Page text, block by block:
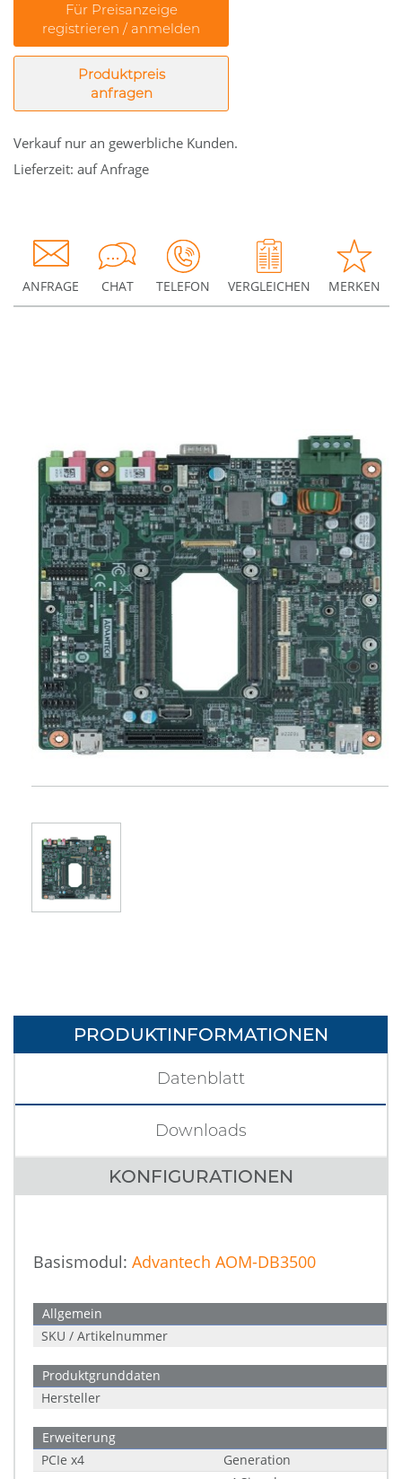
Für Preisanzeige
registrieren / anmelden
Produktpreis
anfragen
Verkauf nur an gewerbliche Kunden.
Lieferzeit: auf Anfrage
ANFRAGE CHAT TELEFON VERGLEICHEN MERKEN
PRODUKTINFORMATIONEN
KONFIGURATIONEN
Datenblatt
Downloads
Basismodul: Advantech AOM-DB3500
Allgemein
SKU / Artikelnummer
Produktgrunddaten
Hersteller
Erweiterung
PCIe x4
Generation